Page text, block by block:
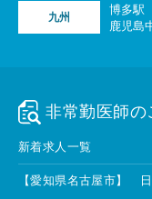
九州
博多駅
鹿児島
非常勤医師の
新着求人一覧
【愛知県名古屋市】